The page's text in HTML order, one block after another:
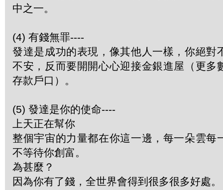
中之一。
(4) 有錢無罪----
發達是成功的表現，像其他人一樣，你絕對
不安，反而要開開心心迎接金銀進屋（更多
存款戶口）。
(5) 發達是你的使命----
上天正在幫你
整個宇宙的力量都在你這一邊，每一朵雲每
不等待你創富。
為甚麼？
因為你有了錢，全世界會得到很多很多好處。